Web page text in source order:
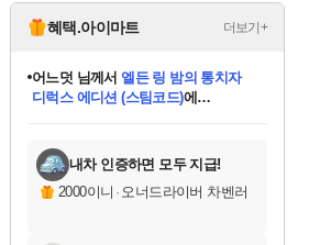
혜택.아이마트 더보기+
당첨되셨습니다.
당첨되셨습니다.
어느덧 님께서엘든 링 밤의 통치자
디럭스 에디션 (스팀코드)에
당첨되셨습니다.
에디션 (스팀코드)를 교환.
당첨되셨습니다.
당첨되셨습니다.
당첨되셨습니다.
당첨되셨습니다.
내차 인증하면 모두 지급!
2000이니 · 오너드라이버 차벤러